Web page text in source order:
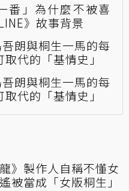
番」為什麼不被喜
》故事背景
朗與桐生一馬的每
代的「基情史」
朗與桐生一馬的每
代的「基情史」
》製作人自稱不懂女
被當成「女版桐生」